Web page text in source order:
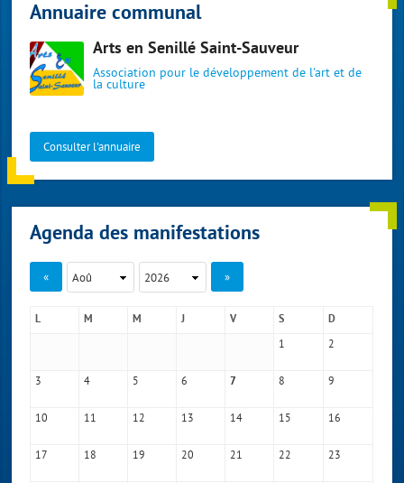
Annuaire communal
Arts en Senillé Saint-Sauveur
Association pour le développement de l'art et de
la culture
Consulter l'annuaire
Agenda des manifestations
« »
L M M J V S D
1 2
3 4 5 6 7 8 9
10 11 12 13 14 15 16
17 18 19 20 21 22 23